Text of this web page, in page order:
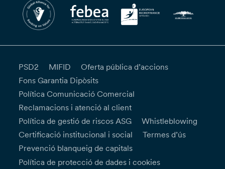
PSD2 MIFID
Oferta pública d’accions
Fons Garantia Dipòsits
Política Comunicació Comercial
Reclamacions i atenció al client
Política de gestió de riscos ASG
Whistleblowing
Certificació institucional i social
Termes d’ús
Prevenció blanqueig de capitals
Política de protecció de dades i cookies